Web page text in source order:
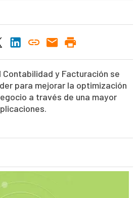
Contabilidad y Facturación se
para mejorar la optimización
a través de una mayor